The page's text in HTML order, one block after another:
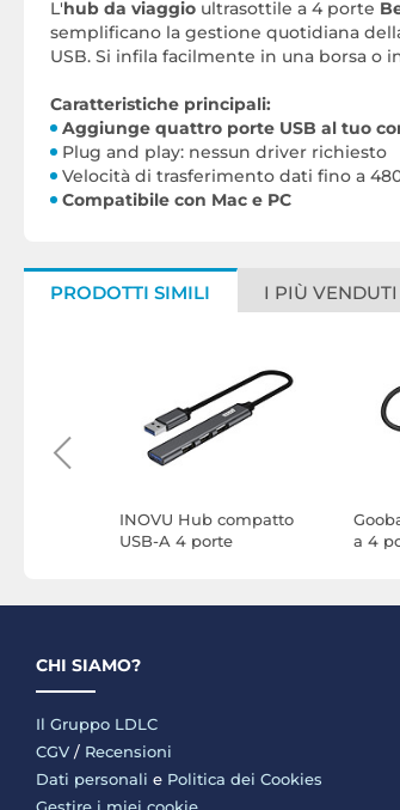
L'hub da viaggio ultrasottile a 4 porte
semplificano la gestione quotidiana
USB. Si infila facilmente in una borsa o
Caratteristiche principali:
Aggiunge quattro porte USB al tuo
Plug and play: nessun driver richiesto
Velocità di trasferimento dati fino a
Compatibile con Mac e PC
PRODOTTI SIMILI I PIÙ VENDUTI
INOVU Hub compatto
USB-A 4 porte
a 4
CHI SIAMO?
Il Gruppo LDLC
CGV / Recensioni
Dati personali e Politica dei Cookies